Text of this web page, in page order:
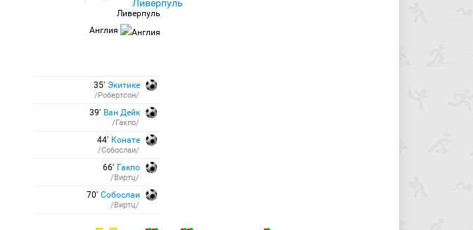
Ливерпуль
Англия
35′ Экитике
/Робертсон/
39′ Ван Дейк
/Гакпо/
44′ Конате
/Собослаи/
66′ Гакпо
/Виртц/
70′Собослаи
/Виртц/